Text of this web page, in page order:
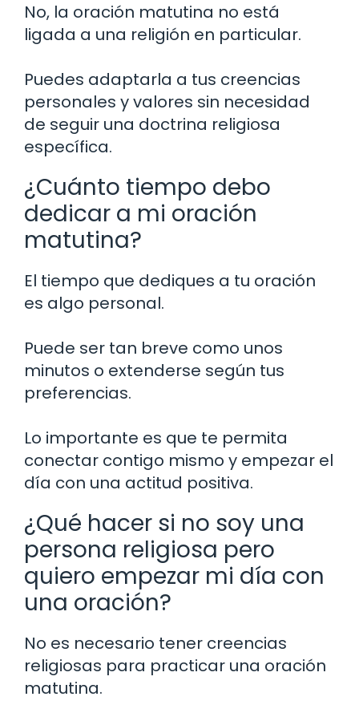
No, la oración matutina no está
ligada a una religión en particular.
Puedes adaptarla a tus creencias
personales y valores sin necesidad
de seguir una doctrina religiosa
específica.
¿Cuánto tiempo debo
dedicar a mi oración
matutina?
El tiempo que dediques a tu oración
es algo personal.
Puede ser tan breve como unos
minutos o extenderse según tus
preferencias.
Lo importante es que te permita
conectar contigo mismo y empezar el
día con una actitud positiva.
¿Qué hacer si no soy una
persona religiosa pero
quiero empezar mi día con
una oración?
No es necesario tener creencias
religiosas para practicar una oración
matutina.